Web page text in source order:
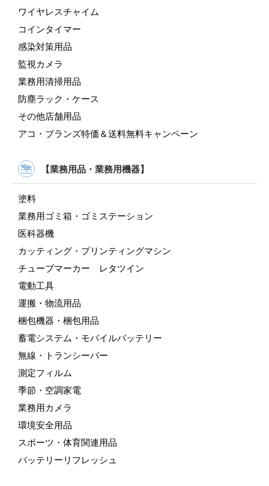
ワイヤレスチャイム
コインタイマー
感染対策用品
監視カメラ
業務用清掃用品
防塵ラック・ケース
その他店舗用品
アコ・ブランズ特価＆送料無料キャンペーン
【業務用品・業務用機器】
塗料
業務用ゴミ箱・ゴミステーション
医科器機
カッティング・プリンティングマシン
チューブマーカー レタツイン
電動工具
運搬・物流用品
梱包機器・梱包用品
蓄電システム・モバイルバッテリー
無線・トランシーバー
測定フィルム
季節・空調家電
業務用カメラ
環境安全用品
スポーツ・体育関連用品
バッテリーリフレッシュ